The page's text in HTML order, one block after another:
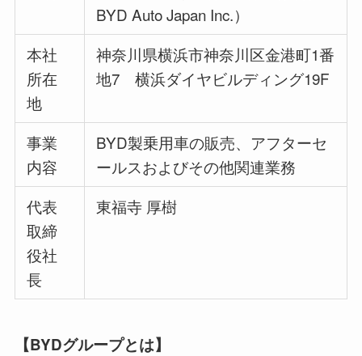
BYD Auto Japan Inc.）
本社
所在
地
神奈川県横浜市神奈川区金港町1番
地7 横浜ダイヤビルディング19F
事業
内容
BYD製乗用車の販売、アフターセ
ールスおよびその他関連業務
代表
取締
役社
長
東福寺 厚樹
【BYDグループとは】